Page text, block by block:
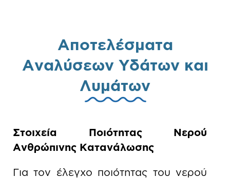
Αποτελέσματα
Αναλύσεων Υδάτων και
Λυμάτων
Στοιχεία Ποιότητας Νερού
Ανθρώπινης Κατανάλωσης
Για τον έλεγχο ποιότητας του νερού